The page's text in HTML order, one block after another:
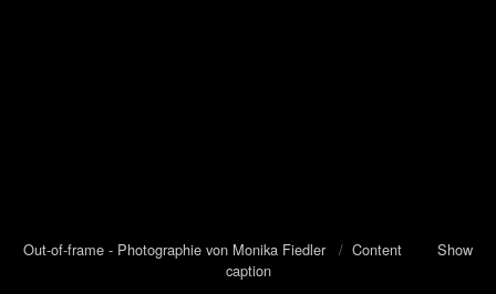
Out-of-frame - Photographie von Monika Fiedler / Content
Show
caption